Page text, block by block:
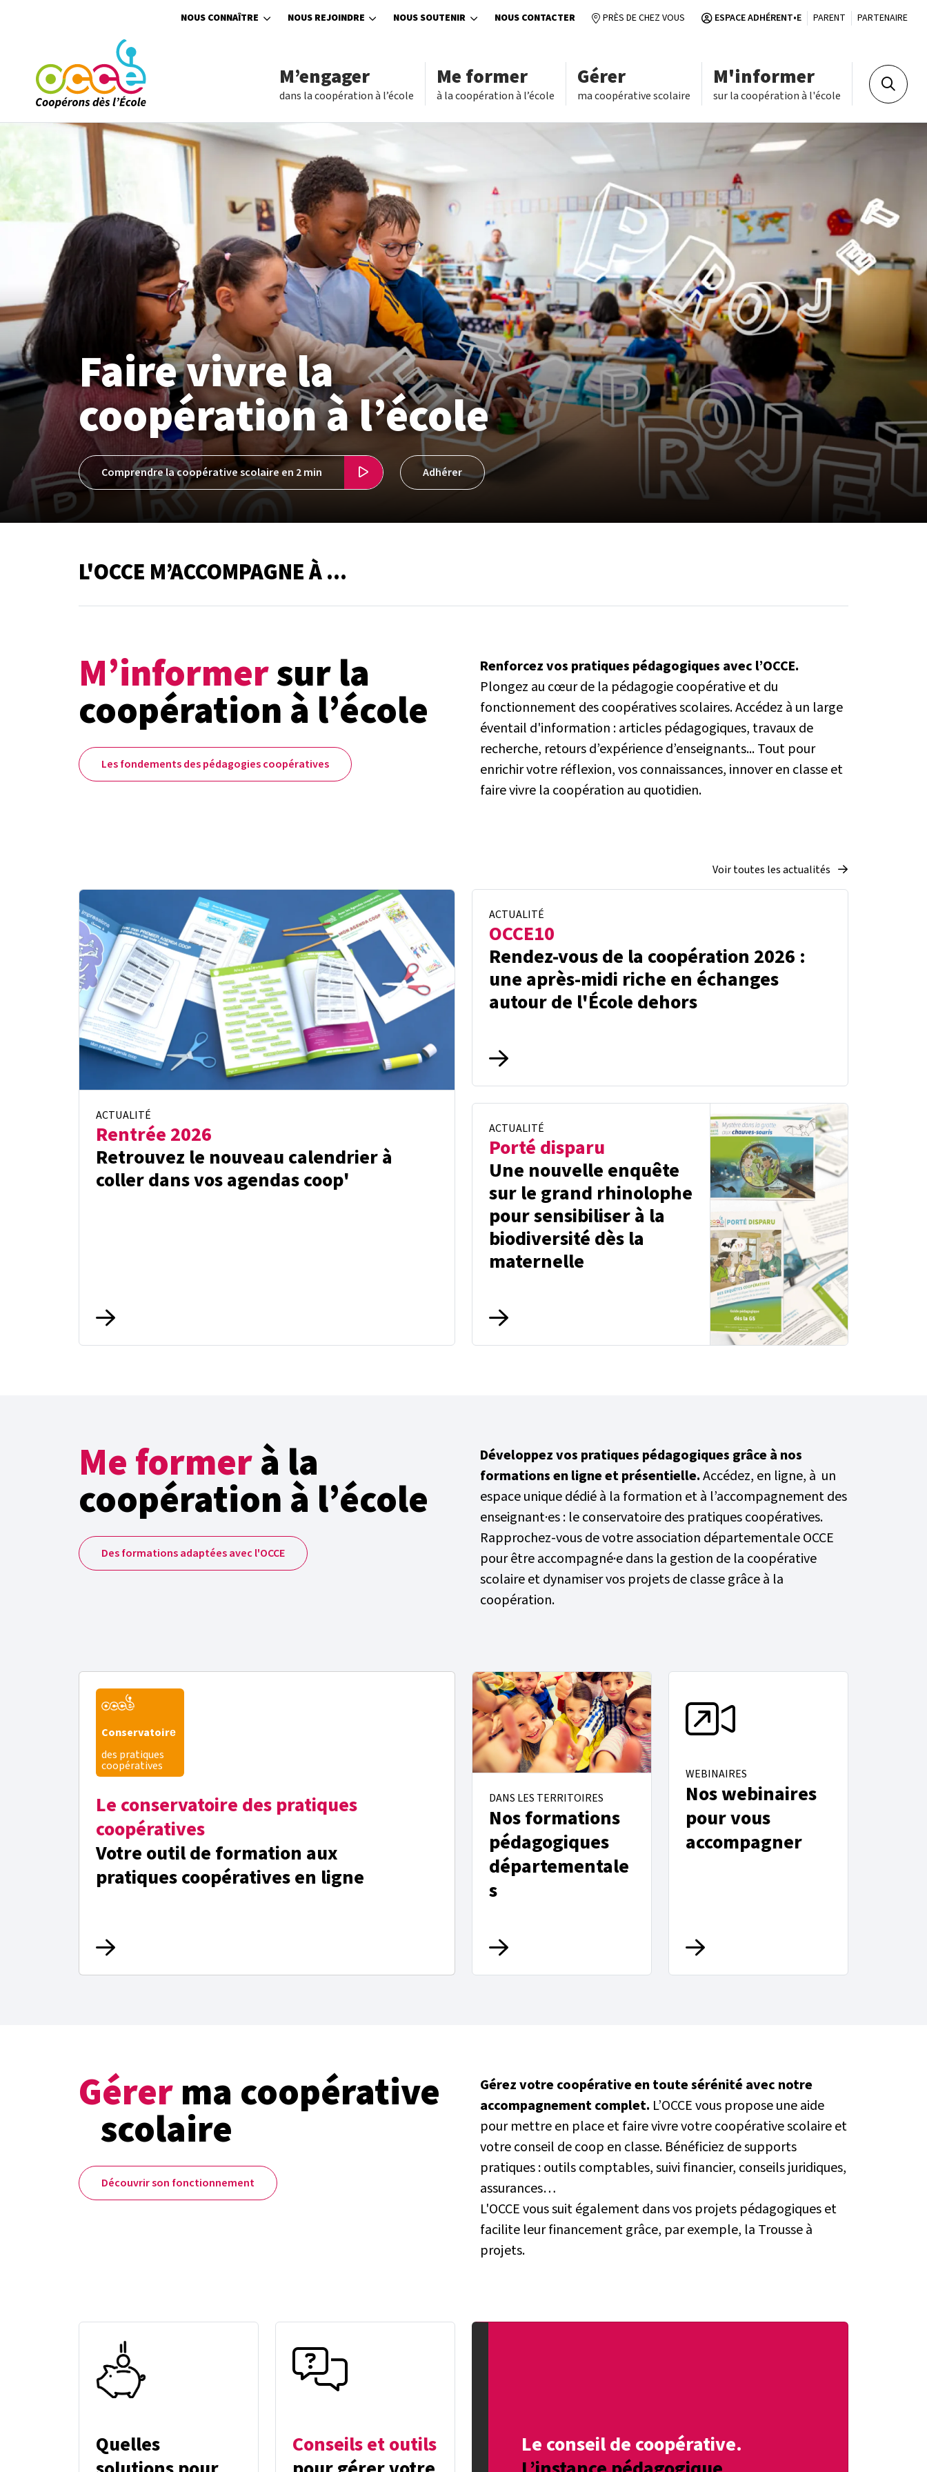
NOUS CONNAÎTRE NOUS REJOINDRE NOUS SOUTENIR NOUS CONTACTER PRÈS DE CHEZ VOUS ESPACE ADHÉRENT•E PARENT PARTENAIRE
M’engager
dans la coopération à l’école
Me former
à la coopération à l’école
Gérer
ma coopérative scolaire
M'informer
sur la coopération à l'école
Faire vivre la
coopération à l’école
Comprendre la coopérative scolaire en 2 min Adhérer
L'OCCE M’ACCOMPAGNE À ...
M’informersur la
coopération à l’école
Les fondements des pédagogies coopératives
Renforcez vos pratiques pédagogiques avec l’OCCE.
Plongez au cœur de la pédagogie coopérative et du
fonctionnement des coopératives scolaires. Accédez à un large
éventail d'information : articles pédagogiques, travaux de
recherche, retours d’expérience d’enseignants... Tout pour
enrichir votre réflexion, vos connaissances, innover en classe et
faire vivre la coopération au quotidien.
Voir toutes les actualités
ACTUALITÉ
Rentrée 2026
Retrouvez le nouveau calendrier à
coller dans vos agendas coop'
ACTUALITÉ
OCCE10
Rendez-vous de la coopération 2026 :
une après-midi riche en échanges
autour de l'École dehors
ACTUALITÉ
Porté disparu
Une nouvelle enquête
sur le grand rhinolophe
pour sensibiliser à la
biodiversité dès la
maternelle
Me formerà la
coopération à l’école
Des formations adaptées avec l'OCCE
Développez vos pratiques pédagogiques grâce à nos
formations en ligne et présentielle.Accédez, en ligne, à un
espace unique dédié à la formation et à l’accompagnement des
enseignant·es : le conservatoire des pratiques coopératives.
Rapprochez-vous de votre association départementale OCCE
pour être accompagné·e dans la gestion de la coopérative
scolaire et dynamiser vos projets de classe grâce à la
coopération.
Conservatoire
des pratiques
coopératives
Le conservatoire des pratiques
coopératives
Votre outil de formation aux
pratiques coopératives en ligne
DANS LES TERRITOIRES
Nos formations
pédagogiques
départementale
s
WEBINAIRES
Nos webinaires
pour vous
accompagner
Gérerma coopérative
scolaire
Découvrir son fonctionnement
Gérez votre coopérative en toute sérénité avec notre
accompagnement complet. L’OCCE vous propose une aide
pour mettre en place et faire vivre votre coopérative scolaire et
votre conseil de coop en classe. Bénéficiez de supports
pratiques : outils comptables, suivi financier, conseils juridiques,
assurances…
L'OCCE vous suit également dans vos projets pédagogiques et
facilite leur financement grâce, par exemple, la Trousse à
projets.
Quelles
Conseils et outils
Le conseil de coopérative.